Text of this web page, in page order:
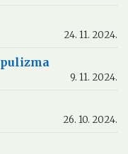
24. 11. 2024.
9. 11. 2024.
26. 10. 2024.